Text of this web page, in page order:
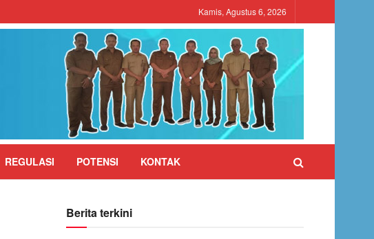
Kamis, Agustus 6, 2026
REGULASI POTENSI KONTAK
Berita terkini